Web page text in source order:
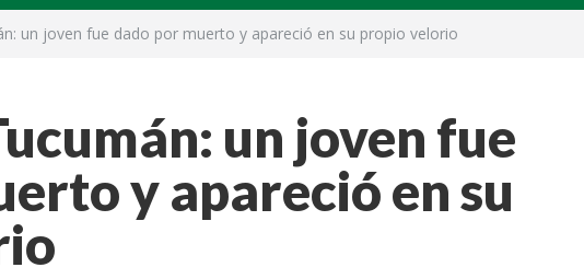
un joven fue dado por muerto y apareció en su propio velorio
un joven fue
y apareció en su